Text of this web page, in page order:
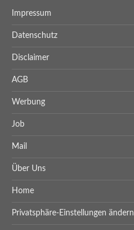
Impressum
Datenschutz
Disclaimer
AGB
Werbung
Job
Mail
Über Uns
Home
Privatsphäre-Einstellungen ändern